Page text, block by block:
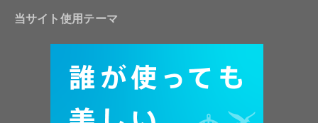
当サイト使用テーマ